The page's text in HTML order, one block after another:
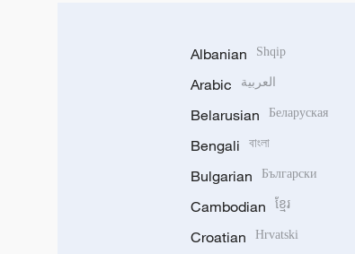
Albanian Shqip
Arabic العربية
Belarusian Беларуская
Bengali বাংলা
Bulgarian Български
Cambodian ខ្មែរ
Croatian Hrvatski